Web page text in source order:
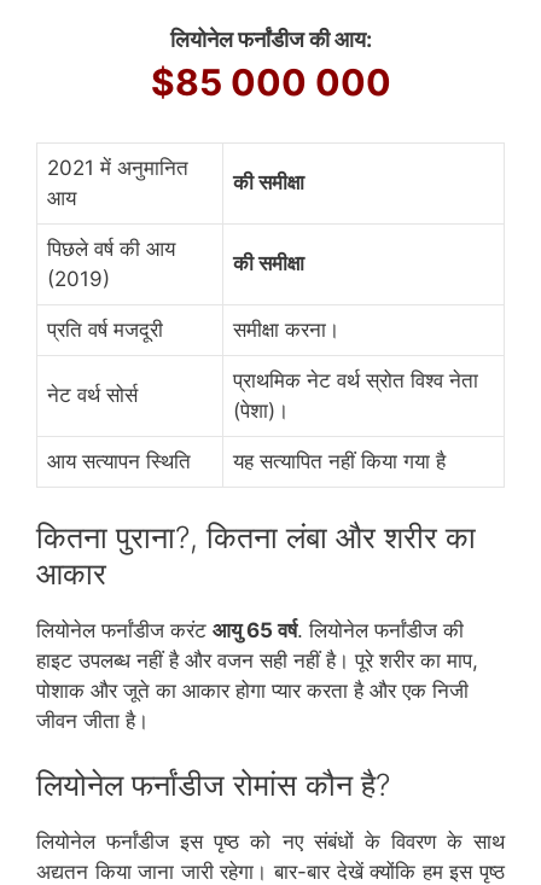
लियोनेल फर्नांडीज की आय:
$85 000 000
2021 में अनुमानित
आय
की समीक्षा
पिछले वर्ष की आय
(2019)
की समीक्षा
प्रति वर्ष मजदूरी समीक्षा करना।
नेट वर्थ सोर्स
प्राथमिक नेट वर्थ स्रोत विश्व नेता
(पेशा)।
आय सत्यापन स्थिति यह सत्यापित नहीं किया गया है
कितना पुराना?, कितना लंबा और शरीर का
आकार
लियोनेल फर्नांडीज करंट आयु 65 वर्ष. लियोनेल फर्नांडीज की
हाइट उपलब्ध नहीं है और वजन सही नहीं है। पूरे शरीर का माप,
पोशाक और जूते का आकार होगा प्यार करता है और एक निजी
जीवन जीता है।
लियोनेल फर्नांडीज रोमांस कौन है?
लियोनेल फर्नांडीज इस पृष्ठ को नए संबंधों के विवरण के साथ
अद्यतन किया जाना जारी रहेगा। बार-बार देखें क्योंकि हम इस पृष्ठ